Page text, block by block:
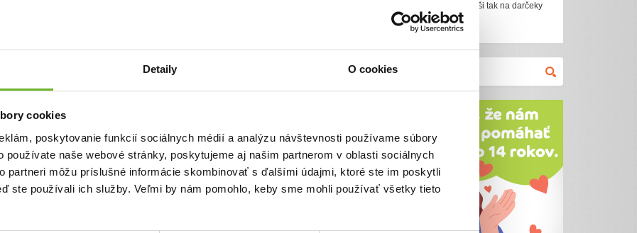
Detaily O cookies
cookies
poskytovanie funkcií sociálnych médií a analýzu návštevnosti používame súbory
používate naše webové stránky, poskytujeme aj našim partnerom v oblasti sociálnych
partneri môžu príslušné informácie skombinovať s ďalšími údajmi, ktoré ste im poskytli
ste používali ich služby. Veľmi by nám pomohlo, keby sme mohli používať všetky tieto
platím 200€. Keď zaplatím nájom, výdaje pre dcéru do školy, električenku, kredit
tak mi ostane na stravu cca 40€ mesačne. Každý mesiac vyslovene bojujeme o
životných potrieb, ak niečo zvýši tak na darčeky
pre dcéru pod stromček.